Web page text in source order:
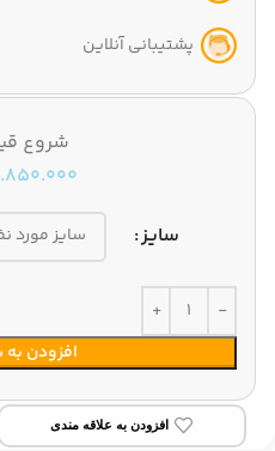
پشتیبانی آنلاین
شروع
سایز
افزودن
افزودن به علاقه مندی